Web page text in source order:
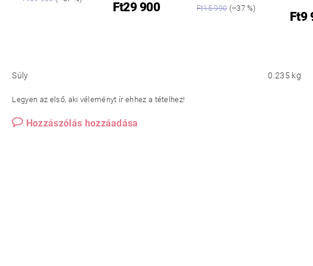
Ft29 900 Ft15 990(–37 %)
Ft9
Súly 0.235 kg
Legyen az első, aki véleményt ír ehhez a tételhez!
Hozzászólás hozzáadása